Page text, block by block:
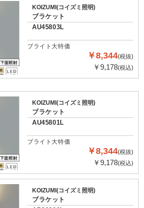
KOIZUMI(コイズミ照明)
ブラケット
AU45803L
ブライト大特価
￥8,344(税抜)
￥9,178(税込)
KOIZUMI(コイズミ照明)
ブラケット
AU45801L
ブライト大特価
￥8,344(税抜)
￥9,178(税込)
KOIZUMI(コイズミ照明)
ブラケット